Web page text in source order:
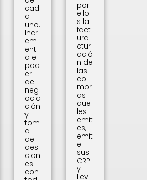
cad
a
uno.
Incr
em
ent
a el
pod
er
de
neg
ocia
ción
y
tom
a
de
desi
cion
es
con
por
ello
s la
fact
ura
ctur
ació
n de
las
co
mpr
as
que
les
emit
es,
emit
e
sus
CRP
y
llev